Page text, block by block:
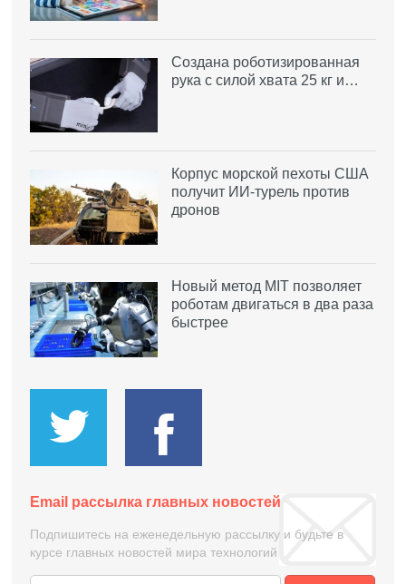
Создана роботизированная
рука с силой хвата 25 кг и…
Корпус морской пехоты США
получит ИИ-турель против
дронов
Новый метод MIT позволяет
роботам двигаться в два раза
быстрее
Email рассылка главных новостей
Подпишитесь на еженедельную рассылку и будьте в
курсе главных новостей мира технологий